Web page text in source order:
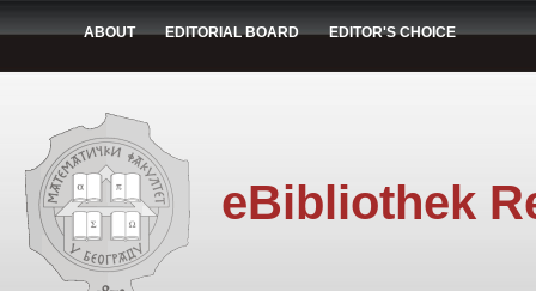
ABOUT EDITORIAL BOARD EDITOR'S CHOICE
eBibliothek